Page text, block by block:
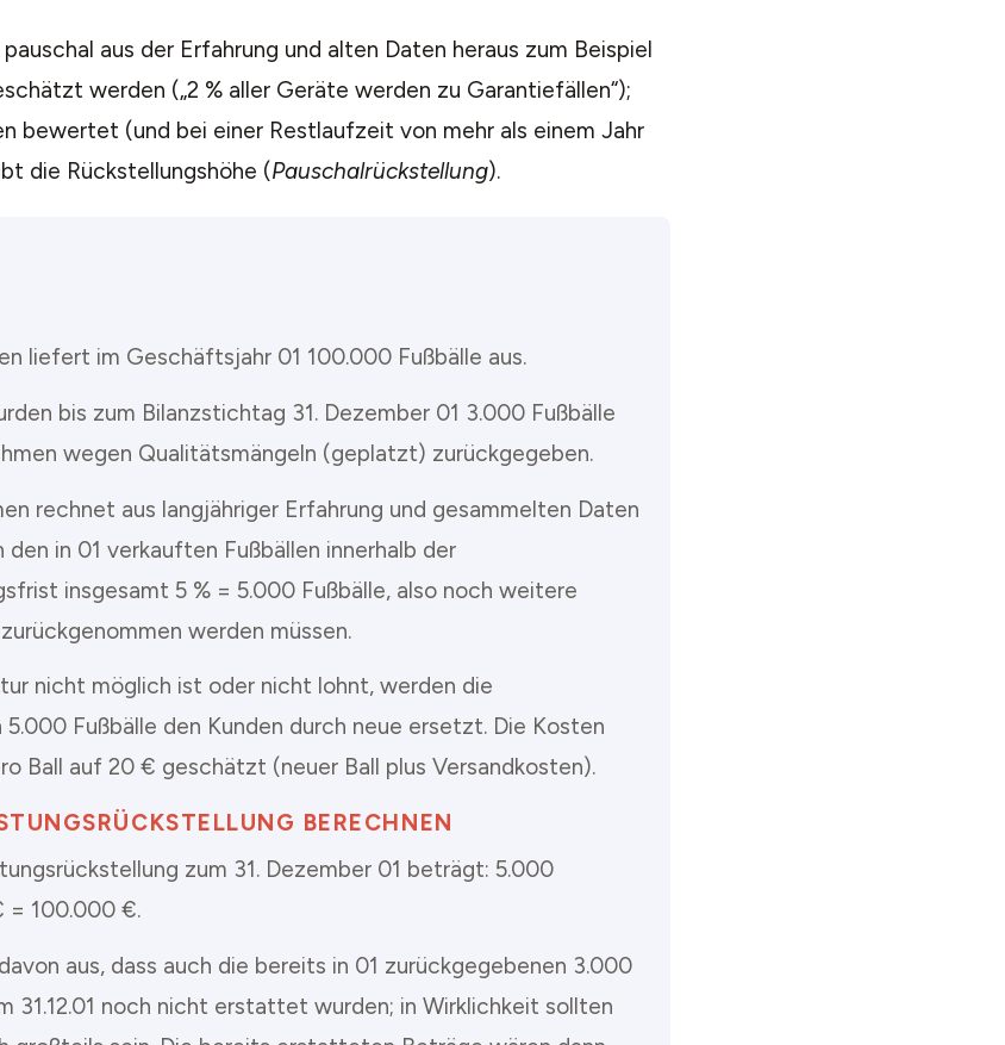
aus der Erfahrung und alten Daten heraus zum Beispiel
werden („2 % aller Geräte werden zu Garantiefällen“);
bewertet (und bei einer Restlaufzeit von mehr als einem Jahr
die Rückstellungshöhe (Pauschalrückstellung).
liefert im Geschäftsjahr 01 100.000 Fußbälle aus.
bis zum Bilanzstichtag 31. Dezember 01 3.000 Fußbälle
wegen Qualitätsmängeln (geplatzt) zurückgegeben.
rechnet aus langjähriger Erfahrung und gesammelten Daten
den in 01 verkauften Fußbällen innerhalb der
insgesamt 5 % = 5.000 Fußbälle, also noch weitere
werden müssen.
nicht möglich ist oder nicht lohnt, werden die
Fußbälle den Kunden durch neue ersetzt. Die Kosten
Ball auf 20 € geschätzt (neuer Ball plus Versandkosten).
BERECHNEN
zum 31. Dezember 01 beträgt: 5.000
= 100.000 €.
aus, dass auch die bereits in 01 zurückgegebenen 3.000
31.12.01 noch nicht erstattet wurden; in Wirklichkeit sollten